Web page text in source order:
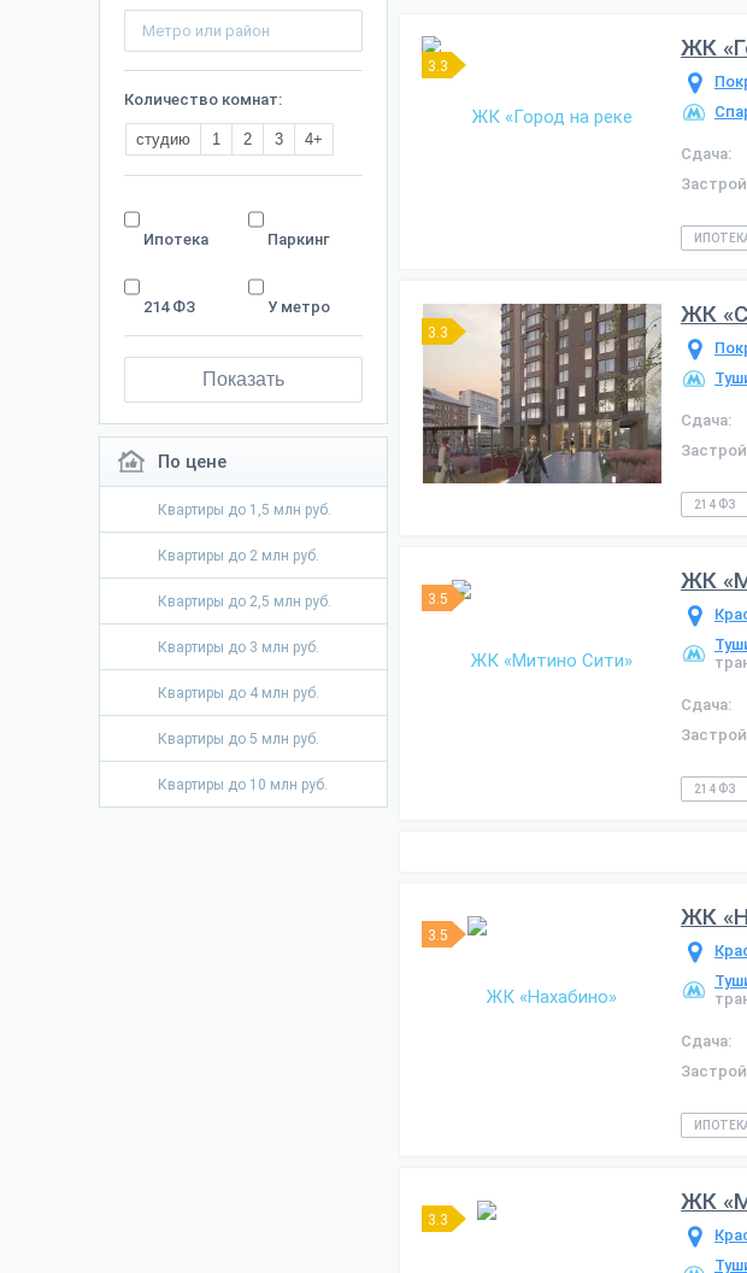
Количество комнат:
студию 1 2 3 4+
Ипотека Паркинг
214 ФЗ У метро
Показать
По цене
Квартиры до 1,5 млн руб.
Квартиры до 2 млн руб.
Квартиры до 2,5 млн руб.
Квартиры до 3 млн руб.
Квартиры до 4 млн руб.
Квартиры до 5 млн руб.
Квартиры до 10 млн руб.
3.3
ЖК
Сдача:
3.3
ЖК
Сдача:
214 ФЗ
3.5
ЖК
Сдача:
214 ФЗ
3.5
ЖК
Сдача:
3.3
ЖК